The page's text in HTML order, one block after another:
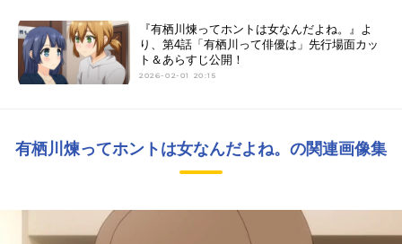
『有栖川煉ってホントは女なんだよね。』よ
り、第4話「有栖川って俳優は」先行場面カッ
ト＆あらすじ公開！
2026-02-01 20:15
有栖川煉ってホントは女なんだよね。の関連画像集